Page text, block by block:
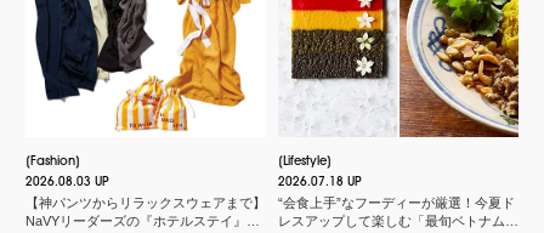
Fashion
2026.08.03 UP
【神パンツからリラックスウェアまで】
NaVYリーダーズの『ホテルステイ』に
Lifestyle
2026.07.18 UP
“会食上手”なフーディーが厳選！今夏ド
レスアップして楽しむ「最旬ベトナム料